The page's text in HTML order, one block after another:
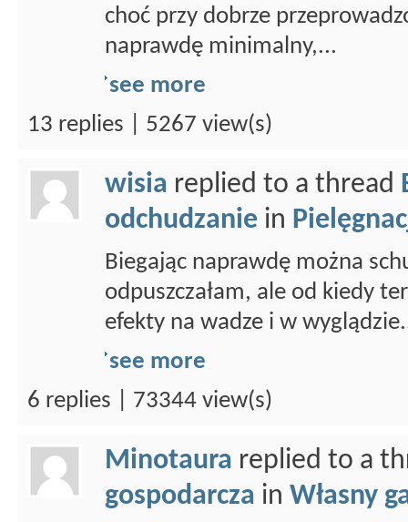
choć przy dobrze
naprawdę minimalny,...
see more
13 replies | 5267 view(s)
wisia replied to a thread
odchudzanie in
Biegając naprawdę można
odpuszczałam, ale od kiedy
efekty na wadze i w
see more
6 replies | 73344 view(s)
Minotaura replied to a
gospodarcza in Własny